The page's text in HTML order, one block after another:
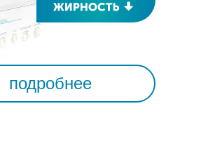
подробнее